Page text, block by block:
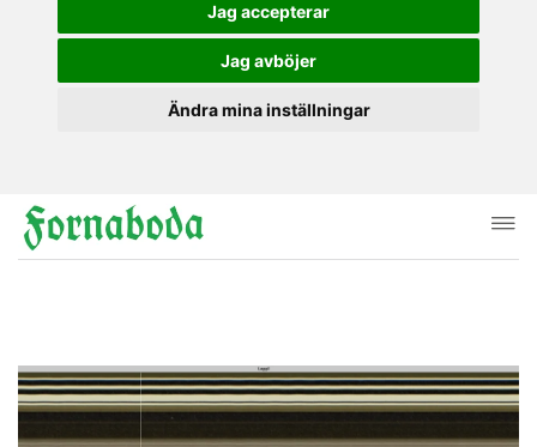
Jag accepterar
Jag avböjer
Ändra mina inställningar